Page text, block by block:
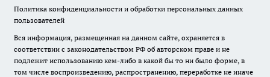
Политика конфиденциальности и обработки персональных данных
пользователей
Вся информация, размещенная на данном сайте, охраняется в
соответствии с законодательством РФ об авторском праве и не
подлежит использованию кем-либо в какой бы то ни было форме, в
том числе воспроизведению, распространению, переработке не иначе